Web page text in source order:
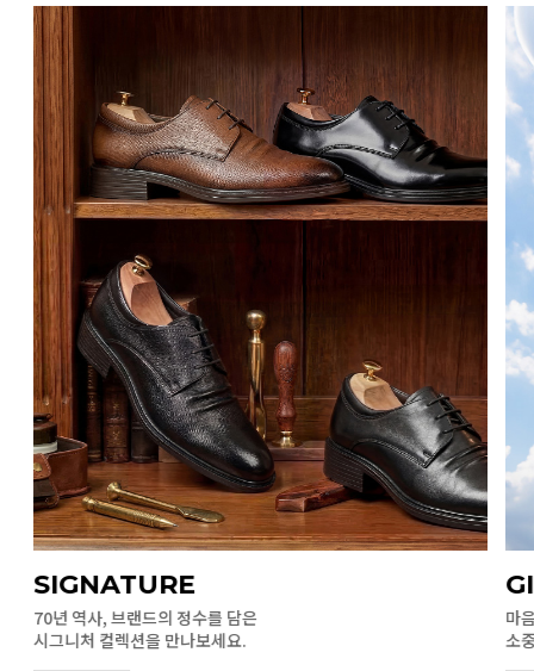
SIGNATURE
70년 역사, 브랜드의 정수를 담은
시그니처 컬렉션을 만나보세요.
마
소